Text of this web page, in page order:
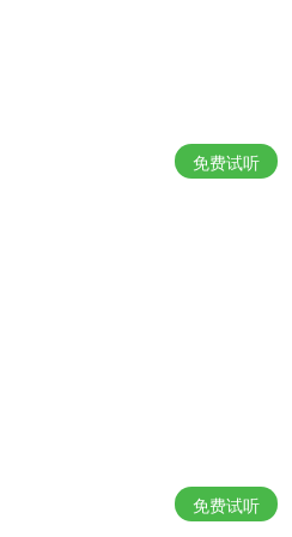
免费试听
免费试听